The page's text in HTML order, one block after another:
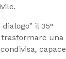
il 35°
trasformare una
capace